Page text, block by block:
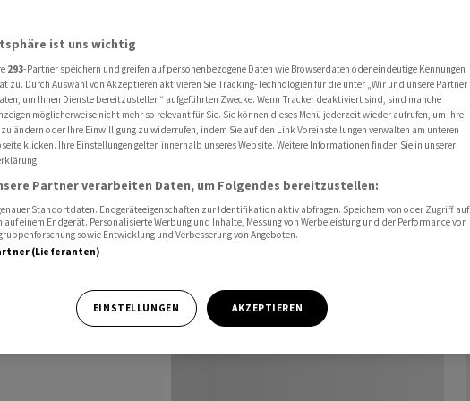
sowie mit Spirituosen schwächelt
-
mit
LVMH ist im
erwartet.
ist uns wichtig
293-Partner speichern und greifen auf personenbezogene Daten wie Browserdaten oder eindeutige Kennungen
zu. Durch Auswahl von Akzeptieren aktivieren Sie Tracking-Technologien für die unter „Wir und unsere Partner
um Ihnen Dienste bereitzustellen“ aufgeführten Zwecke. Wenn Tracker deaktiviert sind, sind manche
möglicherweise nicht mehr so relevant für Sie. Sie können dieses Menü jederzeit wieder aufrufen, um Ihre
ändern oder Ihre Einwilligung zu widerrufen, indem Sie auf den Link Voreinstellungen verwalten am unteren
klicken. Ihre Einstellungen gelten innerhalb unseres Website. Weitere Informationen finden Sie in unserer
Partner verarbeiten Daten, um Folgendes bereitzustellen:
Standortdaten. Endgeräteeigenschaften zur Identifikation aktiv abfragen. Speichern von oder Zugriff auf
einem Endgerät. Personalisierte Werbung und Inhalte, Messung von Werbeleistung und der Performance von
sowie Entwicklung und Verbesserung von Angeboten.
(Lieferanten)
EINSTELLUNGEN AKZEPTIEREN